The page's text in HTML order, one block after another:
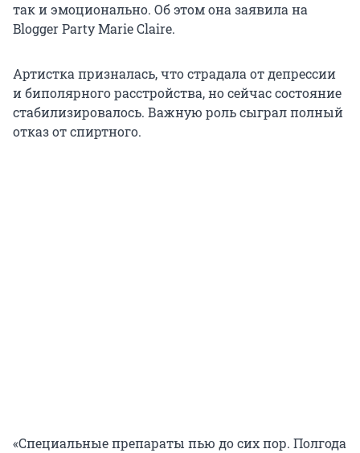
так и эмоционально. Об этом она заявила на
Blogger Party Marie Claire.
Артистка призналась, что страдала от депрессии
и биполярного расстройства, но сейчас состояние
стабилизировалось. Важную роль сыграл полный
отказ от спиртного.
«Специальные препараты пью до сих пор. Полгода